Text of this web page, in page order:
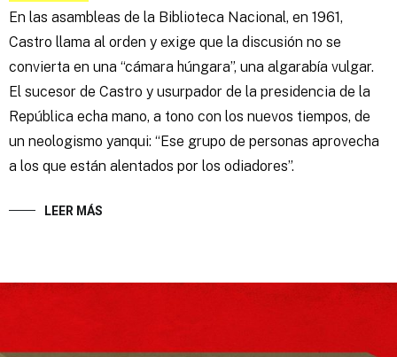
En las asambleas de la Biblioteca Nacional, en 1961,
Castro llama al orden y exige que la discusión no se
convierta en una “cámara húngara”, una algarabía vulgar.
El sucesor de Castro y usurpador de la presidencia de la
República echa mano, a tono con los nuevos tiempos, de
un neologismo yanqui: “Ese grupo de personas aprovecha
a los que están alentados por los odiadores”.
LEER MÁS